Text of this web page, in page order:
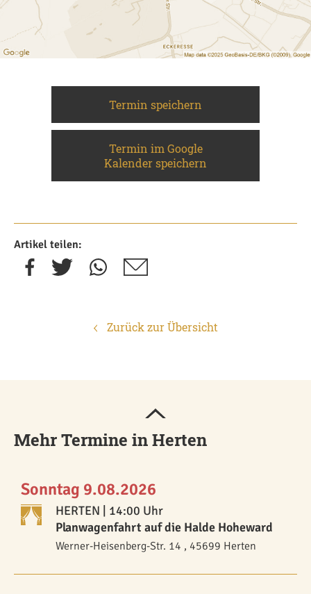
Termin speichern
Termin im Google
Kalender speichern
Artikel teilen:
Zurück zur Übersicht
Mehr Termine in Herten
Sonntag 9.08.2026
HERTEN | 14:00 Uhr
Planwagenfahrt auf die Halde Hoheward
Werner-Heisenberg-Str. 14 , 45699 Herten